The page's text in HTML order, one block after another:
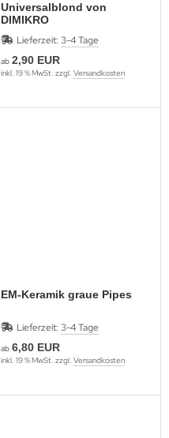
Universalblond von
DIMIKRO
Lieferzeit: 3-4 Tage
ab 2,90 EUR
inkl. 19 % MwSt. zzgl. Versandkosten
EM-Keramik graue Pipes
Lieferzeit: 3-4 Tage
ab 6,80 EUR
inkl. 19 % MwSt. zzgl. Versandkosten